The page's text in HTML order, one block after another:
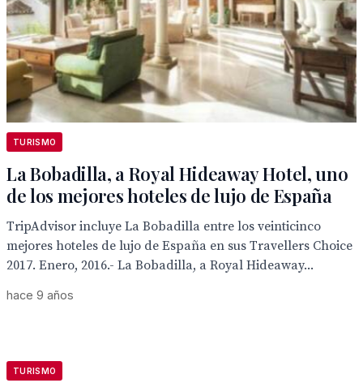
TURISMO
La Bobadilla, a Royal Hideaway Hotel, uno
de los mejores hoteles de lujo de España
TripAdvisor incluye La Bobadilla entre los veinticinco
mejores hoteles de lujo de España en sus Travellers Choice
2017. Enero, 2016.- La Bobadilla, a Royal Hideaway...
hace 9 años
TURISMO